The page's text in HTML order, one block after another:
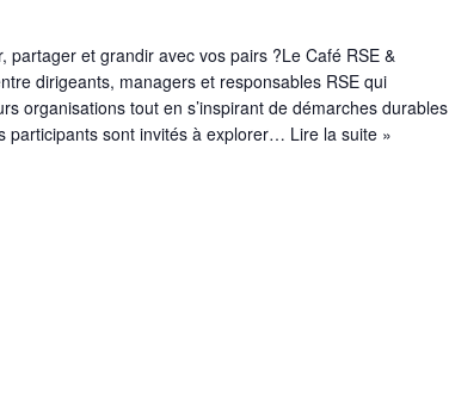
partager et grandir avec vos pairs ?Le Café RSE &
dirigeants, managers et responsables RSE qui
organisations tout en s’inspirant de démarches durables
participants sont invités à explorer… Lire la suite »